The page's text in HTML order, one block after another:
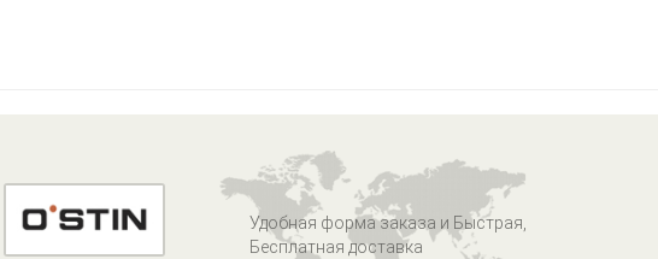
Удобная форма заказа и Быстрая,
Бесплатная доставка